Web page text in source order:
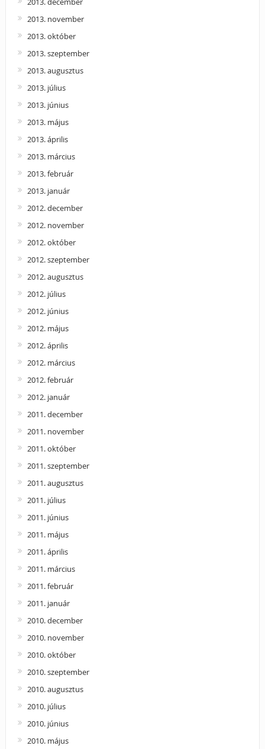
2013. november
2013. október
2013. szeptember
2013. augusztus
2013. július
2013. június
2013. május
2013. április
2013. március
2013. február
2013. január
2012. december
2012. november
2012. október
2012. szeptember
2012. augusztus
2012. július
2012. június
2012. május
2012. április
2012. március
2012. február
2012. január
2011. december
2011. november
2011. október
2011. szeptember
2011. augusztus
2011. július
2011. június
2011. május
2011. április
2011. március
2011. február
2011. január
2010. december
2010. november
2010. október
2010. szeptember
2010. augusztus
2010. július
2010. június
2010. május